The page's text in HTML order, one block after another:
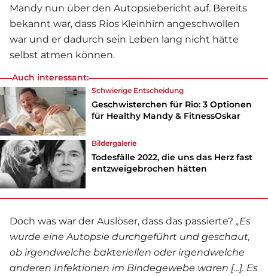
Mandy nun über den Autopsiebericht auf. Bereits
bekannt war, dass Rios Kleinhirn angeschwollen
war und er dadurch sein Leben lang nicht hätte
selbst atmen können.
Auch interessant:
Schwierige Entscheidung
Geschwisterchen für Rio: 3 Optionen
für Healthy Mandy & FitnessOskar
Bildergalerie
Todesfälle 2022, die uns das Herz fast
entzweigebrochen hätten
Doch was war der Auslöser, dass das passierte? „Es
wurde eine Autopsie durchgeführt und geschaut,
ob irgendwelche bakteriellen oder irgendwelche
anderen Infektionen im Bindegewebe waren [...]. Es